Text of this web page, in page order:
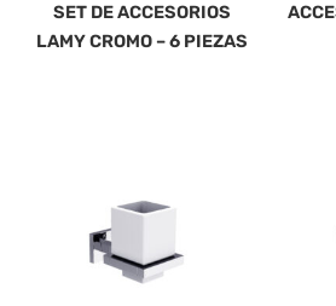
SET DE ACCESORIOS
LAMY CROMO – 6 PIEZAS